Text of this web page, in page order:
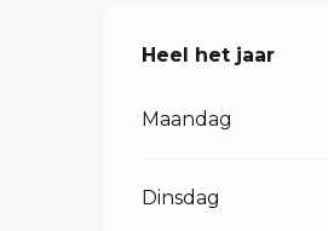
Heel het jaar
Heel het jaar
Maandag
Dinsdag